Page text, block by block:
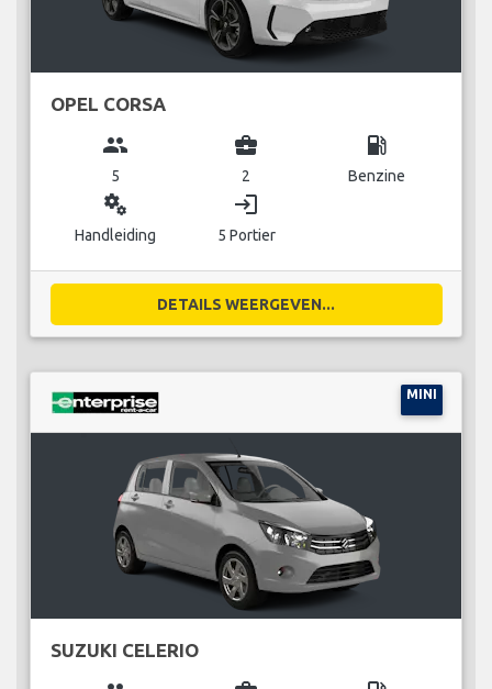
OPEL CORSA
group
5
business_center
2
local_gas_station
Benzine
miscellaneous_services
Handleiding
login
5 Portier
DETAILS WEERGEVEN...
MINI
SUZUKI CELERIO